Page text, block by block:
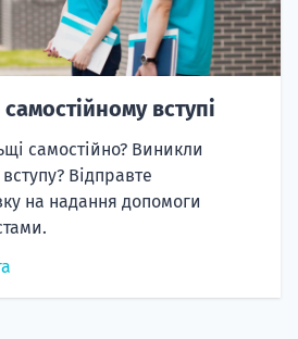
вступі
самостійно? Виникли
Відправте
на надання допомоги